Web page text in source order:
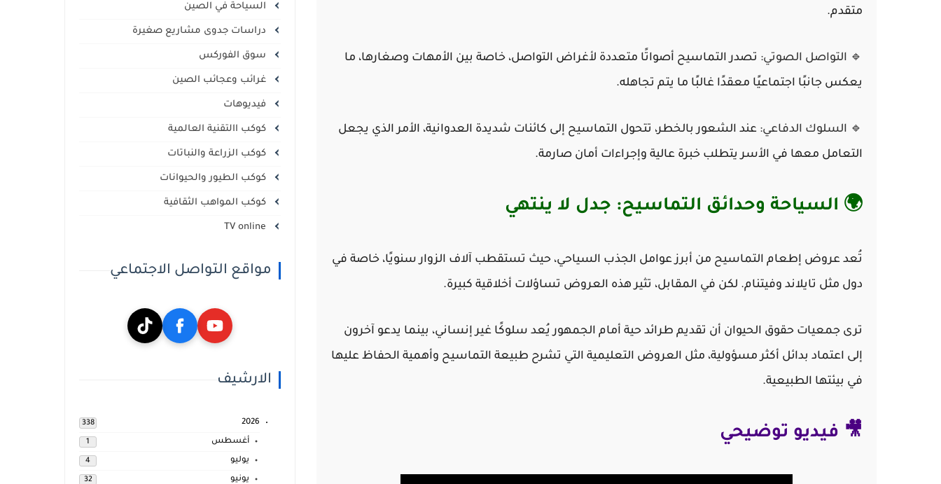
متقدم.
🔹 التواصل الصوتي: تصدر التماسيح أصواتًا متعددة لأغراض التواصل، خاصة بين الأمهات وصغارها، ما
يعكس جانبًا اجتماعيًا معقدًا غالبًا ما يتم تجاهله.
🔹 السلوك الدفاعي: عند الشعور بالخطر، تتحول التماسيح إلى كائنات شديدة العدوانية، الأمر الذي يجعل
التعامل معها في الأسر يتطلب خبرة عالية وإجراءات أمان صارمة.
🌍 السياحة وحدائق التماسيح: جدل لا ينتهي
تُعد عروض إطعام التماسيح من أبرز عوامل الجذب السياحي، حيث تستقطب آلاف الزوار سنويًا، خاصة في
دول مثل تايلاند وفيتنام. لكن في المقابل، تثير هذه العروض تساؤلات أخلاقية كبيرة.
ترى جمعيات حقوق الحيوان أن تقديم طرائد حية أمام الجمهور يُعد سلوكًا غير إنساني، بينما يدعو آخرون
إلى اعتماد بدائل أكثر مسؤولية، مثل العروض التعليمية التي تشرح طبيعة التماسيح وأهمية الحفاظ عليها
في بيئتها الطبيعية.
🎥 فيديو توضيحي
السياحة في الصين
دراسات جدوى مشاريع صغيرة
سوق الفوركس
غرائب وعجائب الصين
فيديوهات
كوكب االتقنية العالمية
كوكب الزراعة والنباتات
كوكب الطيور والحيوانات
كوكب المواهب الثقافية
مواقع التواصل الاجتماعي
الارشيف
2026
338
أغسطس 1
يوليو 4
يونيو 32